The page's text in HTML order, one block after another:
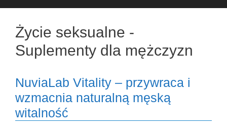
Życie seksualne -
Suplementy dla mężczyzn
NuviaLab Vitality – przywraca i
wzmacnia naturalną męską
witalność